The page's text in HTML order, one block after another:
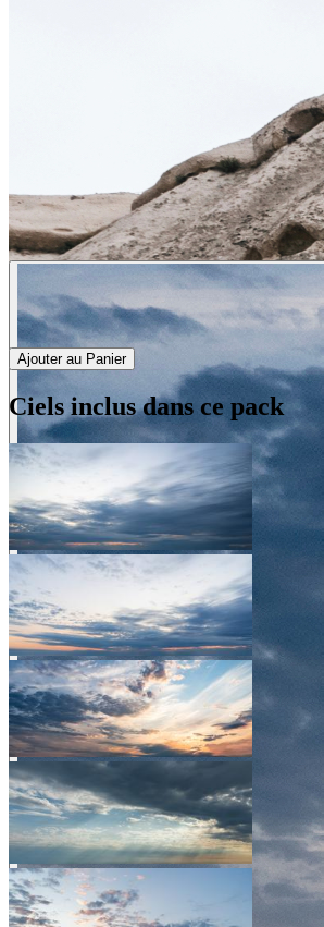
Ajouter au Panier
Ciels inclus dans ce pack